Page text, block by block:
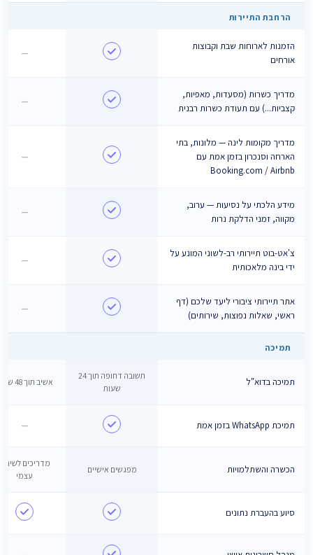
הרחבת התיירות
הזמנות לארוחות שבת וקבוצות
אורחים
—
מדריך כשרות (מסעדות, מאפיות,
קצביות...) עם תעודת כשרות רבנית
—
מדריך מקומות לינה — מלונות, בתי
הארחה וסנכרון בזמן אמת עם
Booking.com / Airbnb
—
מידע הלכתי על נסיעות — ערוב,
מקווה, זמני הדלקת נרות
—
צ'אט-בוט תיירותי רב-לשוני המונע על
ידי בינה מלאכותית
—
אתר תיירותי ציבורי ליעד שלכם (דף
ראשי, שאלות נפוצות, שירותים)
—
תמיכה
תמיכה בדוא"ל
תשובה דחופה תוך 24
שעות
אשיב תוך 48 שעות
תמיכת WhatsApp בזמן אמת —
הכשרה והשתלמויות מפגשים אישיים
מדריכים
עצמי
סיוע בהעברת נתונים